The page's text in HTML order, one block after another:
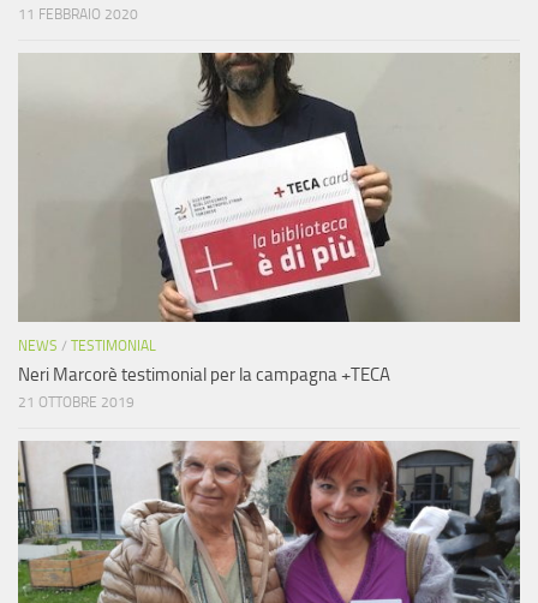
11 FEBBRAIO 2020
NEWS / TESTIMONIAL
Neri Marcorè testimonial per la campagna +TECA
21 OTTOBRE 2019